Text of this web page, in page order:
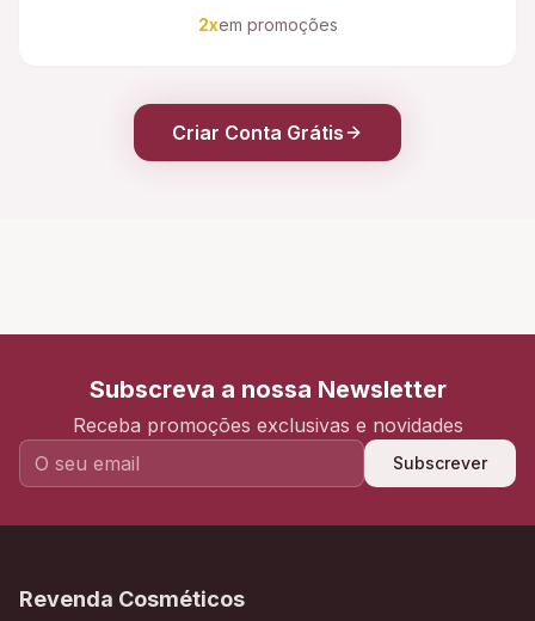
2xem promoções
Criar Conta Grátis
Subscreva a nossa Newsletter
Receba promoções exclusivas e novidades
Subscrever
Revenda Cosméticos